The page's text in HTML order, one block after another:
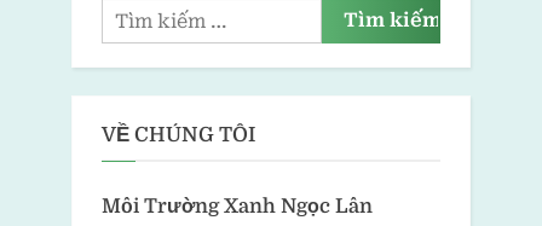
VỀ CHÚNG TÔI
Môi Trường Xanh Ngọc Lân